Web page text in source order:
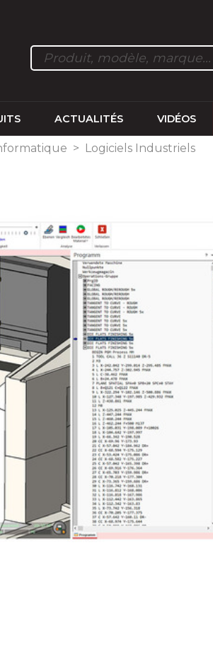
ACTUALITÉS VIDÉOS
> Logiciels Industriels